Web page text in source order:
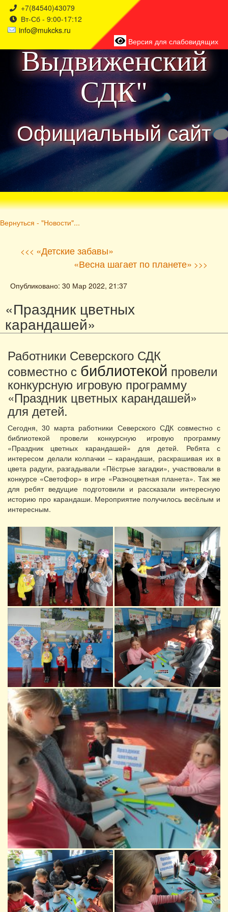
+7(84540)43079
Вт-Сб - 9:00-17:12
info@mukcks.ru
Версия для слабовидящих
района
Выдвиженский
СДК"
Официальный сайт
Вернуться - "Новости"...
<<< «Детские забавы»
«Весна шагает по планете» >>>
Опубликовано: 30 Мар 2022, 21:37
«Праздник цветных
карандашей»
Работники Северского СДК
совместно с библиотекой провели
конкурсную игровую программу
«Праздник цветных карандашей»
для детей.
Сегодня, 30 марта работники Северского СДК совместно с
библиотекой провели конкурсную игровую программу
«Праздник цветных карандашей» для детей. Ребята с
интересом делали колпачки – карандаши, раскрашивая их в
цвета радуги, разгадывали «Пёстрые загадки», участвовали в
конкурсе «Светофор» в игре «Разноцветная планета». Так же
для ребят ведущие подготовили и рассказали интересную
историю про карандаши. Мероприятие получилось весёлым и
интересным.